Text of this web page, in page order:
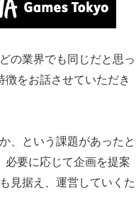
の業界でも同じだと思っ
をお話させていただき
、という課題があったと
必要に応じて企画を提案
見据え、運営していくた